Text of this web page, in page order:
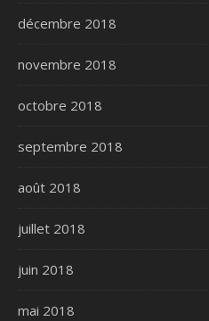
décembre 2018
novembre 2018
octobre 2018
septembre 2018
août 2018
juillet 2018
juin 2018
mai 2018